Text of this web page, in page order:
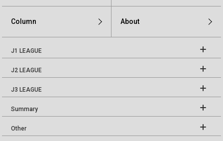
Column About
J1 LEAGUE
J2 LEAGUE
J3 LEAGUE
Summary
Other